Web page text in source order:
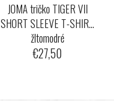
JOMA tričko TIGER VII
SHORT SLEEVE T-SHIRT
žltomodré
€27,50